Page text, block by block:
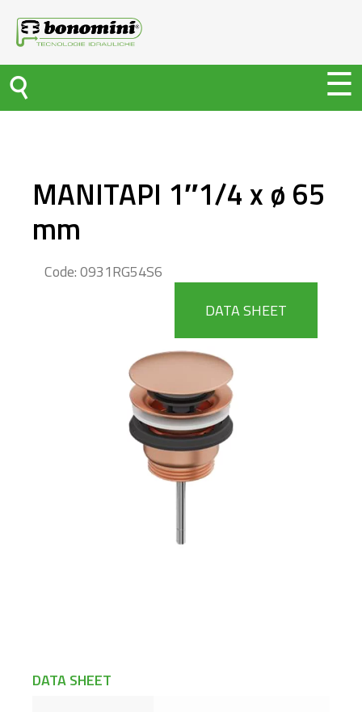
MANITAPI 1″1/4 x ø 65
mm
Code: 0931RG54S6
DATA SHEET
DATA SHEET